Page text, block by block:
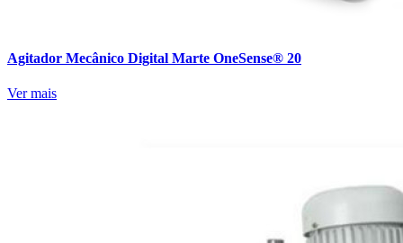
Agitador Mecânico Digital Marte OneSense® 20
Ver mais